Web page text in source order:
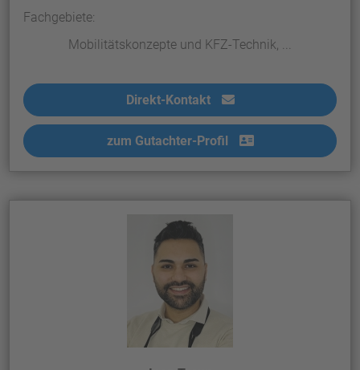
Fachgebiete:
Mobilitätskonzepte und KFZ-Technik, ...
Direkt-Kontakt
zum Gutachter-Profil